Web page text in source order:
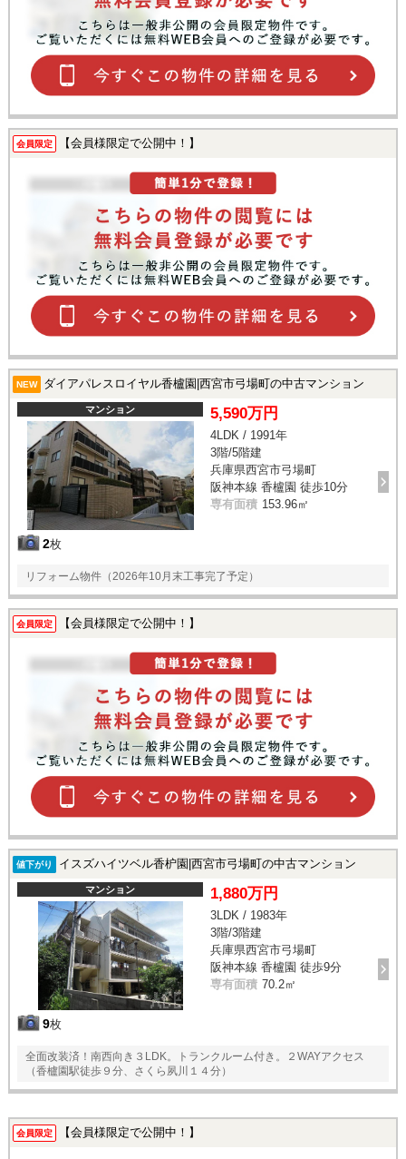
会員限定 【会員様限定で公開中！】
NEW ダイアパレスロイヤル香櫨園|西宮市弓場町の中古マンション
マンション
2枚
5,590万円
4LDK / 1991年
3階/5階建
兵庫県西宮市弓場町
阪神本線 香櫨園 徒歩10分
専有面積 153.96㎡
リフォーム物件（2026年10月末工事完了予定）
会員限定 【会員様限定で公開中！】
値下がり イスズハイツベル香枦園|西宮市弓場町の中古マンション
マンション
9枚
1,880万円
3LDK / 1983年
3階/3階建
兵庫県西宮市弓場町
阪神本線 香櫨園 徒歩9分
専有面積 70.2㎡
全面改装済！南西向き３LDK。トランクルーム付き。２WAYアクセス
（香櫨園駅徒歩９分、さくら夙川１４分）
会員限定 【会員様限定で公開中！】